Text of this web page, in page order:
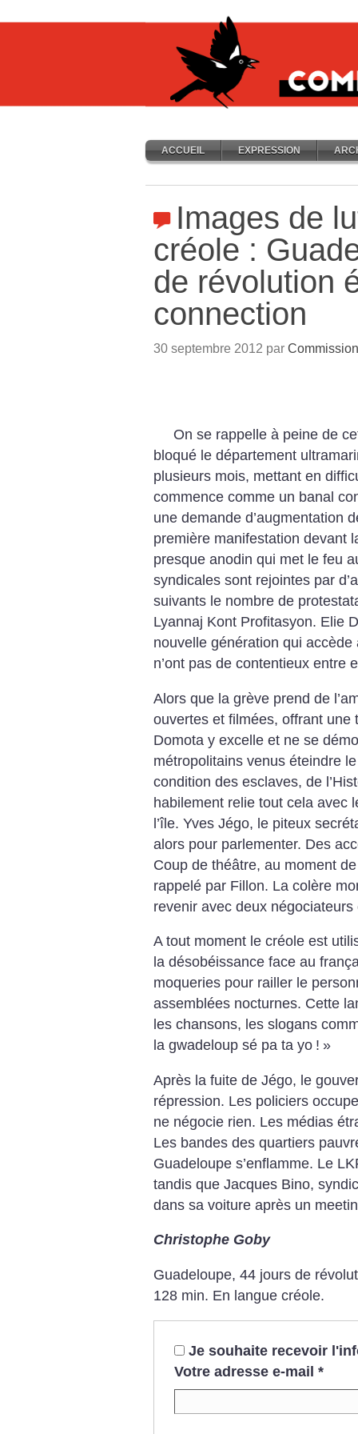
ACCUEIL EXPRESSION
Images de
créole :
de révolution
connection
30 septembre 2012 par
On se rappelle à peine de
bloqué le département
plusieurs mois, mettant en
commence comme un banal
une demande d’augmentation
première manifestation devant
presque anodin qui met le feu
syndicales sont rejointes par
suivants le nombre de
Lyannaj Kont Profitasyon. Elie
nouvelle génération qui
n’ont pas de contentieux entre
Alors que la grève prend de
ouvertes et filmées, offrant
Domota y excelle et ne se
métropolitains venus éteindre
condition des esclaves, de
habilement relie tout cela avec
l’île. Yves Jégo, le piteux
alors pour parlementer. Des
Coup de théâtre, au moment
rappelé par Fillon. La colère
revenir avec deux
A tout moment le créole est
la désobéissance face au
moqueries pour railler le
assemblées nocturnes. Cette
les chansons, les slogans
la gwadeloup sé pa ta yo ! »
Après la fuite de Jégo, le
répression. Les policiers
ne négocie rien. Les médias
Les bandes des quartiers
Guadeloupe s’enflamme. Le
tandis que Jacques Bino,
dans sa voiture après un
Christophe Goby
Guadeloupe, 44 jours de
128 min. En langue créole.
Je souhaite recevoir
Votre adresse e-mail *